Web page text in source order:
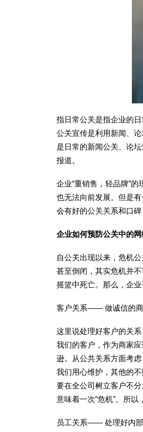
指日常公关是指企业的
公关宣传是利用新闻、
是日常的新闻公关、论
报道。
企业“重销售，轻品牌”
也无法向前发展。但是
会有好的公关关系和口
企业如何预防公关中的网
自公关出现以来，危机
甚至倒闭，其实危机并
摇篮中死亡。那么，企
客户关系—— 做诚信的
这里说处理好客户的关
我们的客户，作为商家
逊。从公共关系方面考
我们用心维护，其他的
要在全公司树立客户不
意味着一次“危机”。所
员工关系—— 处理好内